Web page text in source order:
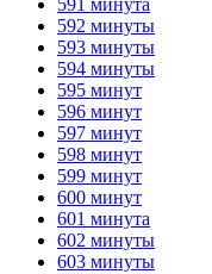
592 минуты
593 минуты
594 минуты
595 минут
596 минут
597 минут
598 минут
599 минут
600 минут
601 минута
602 минуты
603 минуты